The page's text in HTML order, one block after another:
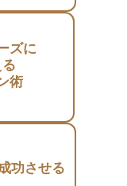
ズに
術
功させる